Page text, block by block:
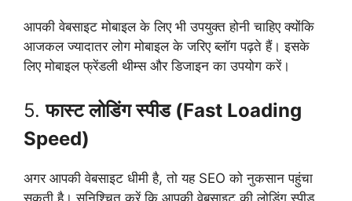
आपकी वेबसाइट मोबाइल के लिए भी उपयुक्त होनी चाहिए क्योंकि
आजकल ज्यादातर लोग मोबाइल के जरिए ब्लॉग पढ़ते हैं। इसके
लिए मोबाइल फ्रेंडली थीम्स और डिजाइन का उपयोग करें।
5.फास्ट लोडिंग स्पीड (Fast Loading
Speed)
अगर आपकी वेबसाइट धीमी है, तो यह SEO को नुकसान पहुंचा
सकती है। सुनिश्चित करें कि आपकी वेबसाइट की लोडिंग स्पीड